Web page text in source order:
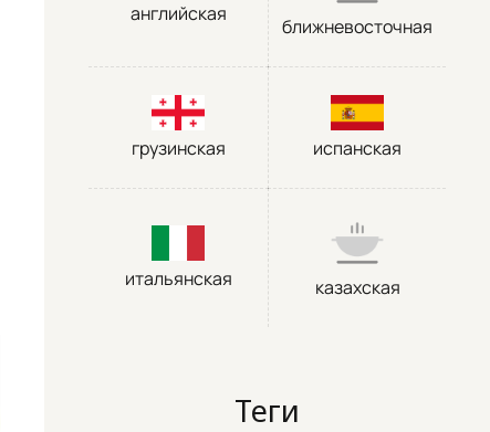
английская
ближневосточная
грузинская испанская
итальянская казахская
Теги